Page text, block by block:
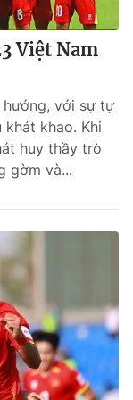
Việt Nam
với sự tự
khao. Khi
huy thầy trò
gờm và...